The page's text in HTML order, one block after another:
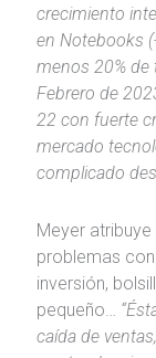
crecimiento
en Notebooks
menos 20% de
Febrero de
22 con fuerte
mercado
complicado
Meyer
problemas
inversión,
pequeño…
caída de